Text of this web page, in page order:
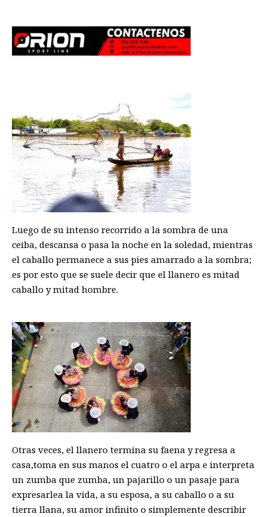
Luego de su intenso recorrido a la sombra de una
ceiba, descansa o pasa la noche en la soledad, mientras
el caballo permanece a sus pies amarrado a la sombra;
es por esto que se suele decir que el llanero es mitad
caballo y mitad hombre.
Otras veces, el llanero termina su faena y regresa a
casa,toma en sus manos el cuatro o el arpa e interpreta
un zumba que zumba, un pajarillo o un pasaje para
expresarlea la vida, a su esposa, a su caballo o a su
tierra llana, su amor infinito o simplemente describir